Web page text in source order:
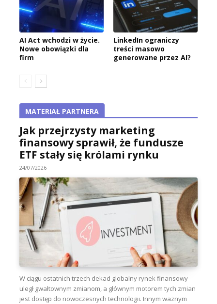
AI Act wchodzi w życie.
Nowe obowiązki dla
firm
LinkedIn ograniczy
treści masowo
generowane przez AI?
MATERIAŁ PARTNERA
Jak przejrzysty marketing
finansowy sprawił, że fundusze
ETF stały się królami rynku
24/07/2026
W ciągu ostatnich trzech dekad globalny rynek finansowy
uległ gwałtownym zmianom, a głównym motorem tych zmian
jest dostęp do nowoczesnych technologii. Innym ważnym